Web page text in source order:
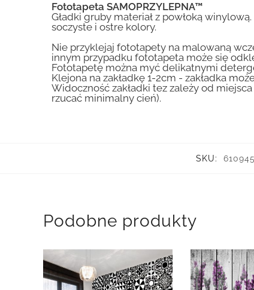
Fototapeta SAMOPRZYLEPNA™
Gładki gruby materiał z powłoką
soczyste i ostre kolory.
Nie przyklejaj fototapety na malowaną
innym przypadku fototapeta może się
Fototapetę można myć delikatnymi
Klejona na zakładkę 1-2cm - zakładka
Widoczność zakładki tez zależy od
rzucać minimalny cień).
SKU:
Podobne produkty